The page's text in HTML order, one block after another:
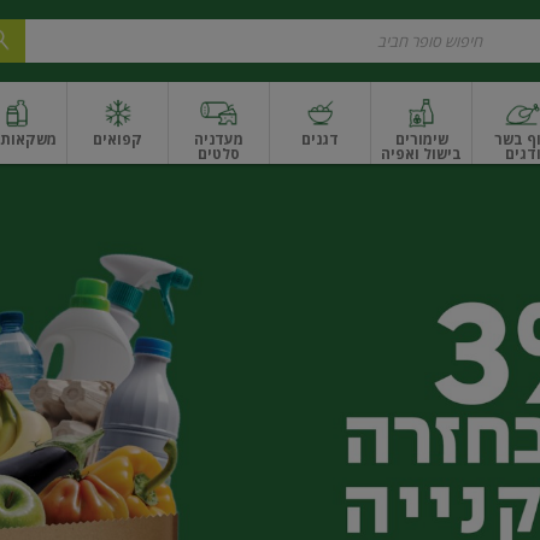
בשר
ודגים
שימורים
בישול ואפיה
דגנים מעדניה
סלטים
ונקניקים
קפואים משקאות
ואגוזיםפירות יבשים ארוזפירות יבשים בתפזורתפיצוחים, אגוזים